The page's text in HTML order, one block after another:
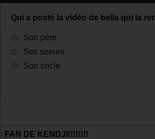
Qui a posté la vidéo de bella qui la
Son pére
Ses soeurs
Son oncle
FAN DE KENDJI!!!!!!!!